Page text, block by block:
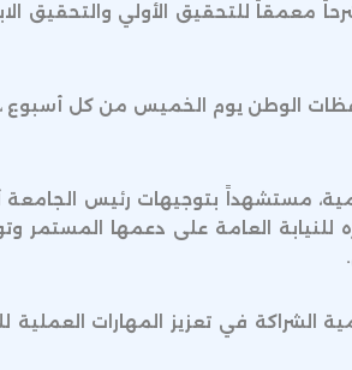
معمقاً للتحقيق الأولي والتحقيق
الوطن يوم الخميس من كل أسبوع ،
مستشهداً بتوجيهات رئيس الجامعة
العامة على دعمها المستمر
الشراكة في تعزيز المهارات العملية